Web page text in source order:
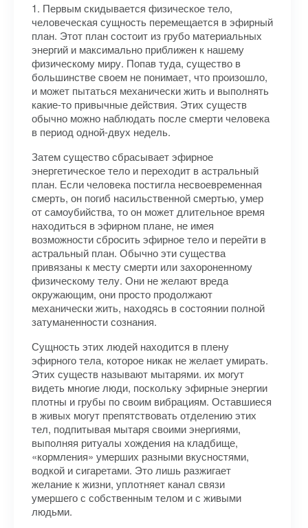
1. Первым скидывается физическое тело,
человеческая сущность перемещается в эфирный
план. Этот план состоит из грубо материальных
энергий и максимально приближен к нашему
физическому миру. Попав туда, существо в
большинстве своем не понимает, что произошло,
и может пытаться механически жить и выполнять
какие-то привычные действия. Этих существ
обычно можно наблюдать после смерти человека
в период одной-двух недель.
Затем существо сбрасывает эфирное
энергетическое тело и переходит в астральный
план. Если человека постигла несвоевременная
смерть, он погиб насильственной смертью, умер
от самоубийства, то он может длительное время
находиться в эфирном плане, не имея
возможности сбросить эфирное тело и перейти в
астральный план. Обычно эти существа
привязаны к месту смерти или захороненному
физическому телу. Они не желают вреда
окружающим, они просто продолжают
механически жить, находясь в состоянии полной
затуманенности сознания.
Сущность этих людей находится в плену
эфирного тела, которое никак не желает умирать.
Этих существ называют мытарями. их могут
видеть многие люди, поскольку эфирные энергии
плотны и грубы по своим вибрациям. Оставшиеся
в живых могут препятствовать отделению этих
тел, подпитывая мытаря своими энергиями,
выполняя ритуалы хождения на кладбище,
«кормления» умерших разными вкусностями,
водкой и сигаретами. Это лишь разжигает
желание к жизни, уплотняет канал связи
умершего с собственным телом и с живыми
людьми.